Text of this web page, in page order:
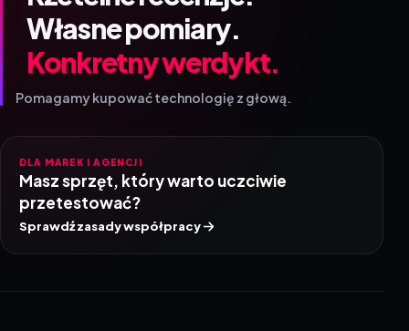
Własne pomiary.
Konkretny werdykt.
Pomagamy kupować technologię z głową.
DLA MAREK I AGENCJI
Masz sprzęt, który warto uczciwie
przetestować?
Sprawdź zasady współpracy